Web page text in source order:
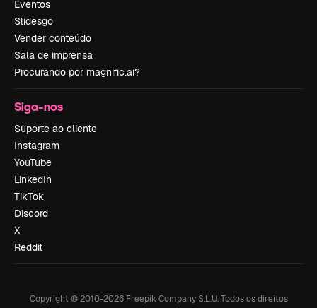
Eventos
Slidesgo
Vender conteúdo
Sala de imprensa
Procurando por magnific.ai?
Siga-nos
Suporte ao cliente
Instagram
YouTube
LinkedIn
TikTok
Discord
X
Reddit
Copyright © 2010-2026Freepik Company S.L.U. Todos os direitos